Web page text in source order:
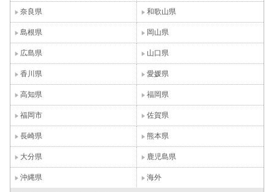
奈良県 和歌山県
島根県 岡山県
広島県 山口県
香川県 愛媛県
高知県 福岡県
福岡市 佐賀県
長崎県 熊本県
大分県 鹿児島県
沖縄県 海外